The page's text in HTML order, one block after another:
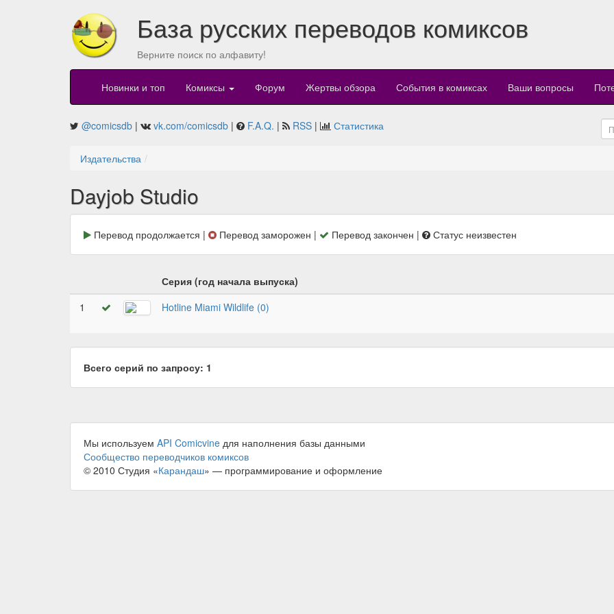
База русских переводов комиксов
Верните поиск по алфавиту!
Новинки и топ Комиксы Форум Жертвы обзора События в комиксах Ваши вопросы
@comicsdb | vk.com/comicsdb | F.A.Q. | RSS | Статистика
Издательства
Dayjob Studio
Перевод продолжается | Перевод заморожен | Перевод закончен | Статус неизвестен
Серия (год начала выпуска)
1
Hotline Miami Wildlife (0)
Всего серий по запросу: 1
Мы используем API Comicvine для наполнения базы данными
Сообщество переводчиков комиксов
© 2010 Студия «Карандаш» — программирование и оформление